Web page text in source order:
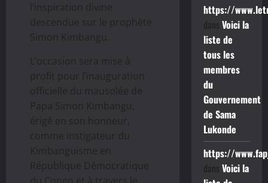
l’inspiration divine
descendue sur le prophète
Simon Kimbangu.
L’occasion sera mise à
profit pour l’inauguration
officielle du mausolée de
Papa Simon Kimbangu,
érigé en son honneur,
comme instigateur du
Kimbanguisme en
République Démocratique
https://
dans Voici la
liste de
tous les
membres
du
Gouvernement
de Sama
Lukonde
https://
dans Voici la